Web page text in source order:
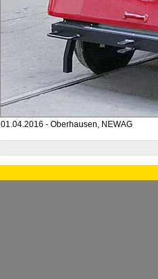
01.04.2016 - Oberhausen, NEWAG